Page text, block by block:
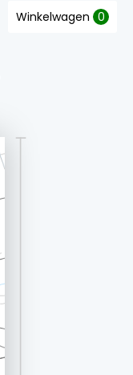
Winkelwagen 0